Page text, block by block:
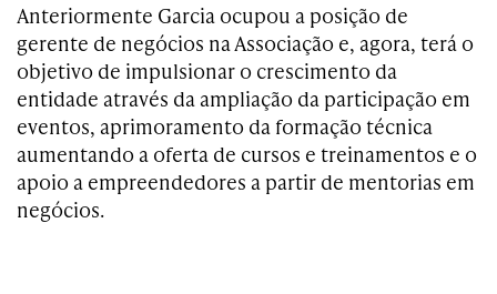
Anteriormente Garcia ocupou a posição de
gerente de negócios na Associação e, agora, terá o
objetivo de impulsionar o crescimento da
entidade através da ampliação da participação em
eventos, aprimoramento da formação técnica
aumentando a oferta de cursos e treinamentos e o
apoio a empreendedores a partir de mentorias em
negócios.